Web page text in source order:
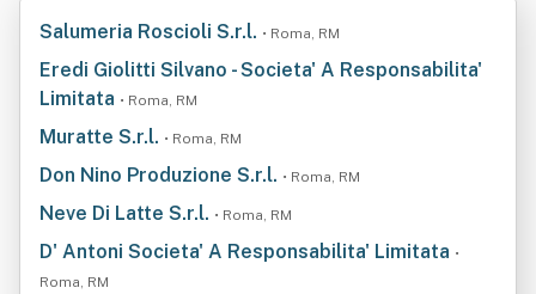
Salumeria Roscioli S.r.l. • Roma, RM
Eredi Giolitti Silvano - Societa' A Responsabilita'
Limitata • Roma, RM
Muratte S.r.l. • Roma, RM
Don Nino Produzione S.r.l. • Roma, RM
Neve Di Latte S.r.l. • Roma, RM
D' Antoni Societa' A Responsabilita' Limitata •
Roma, RM